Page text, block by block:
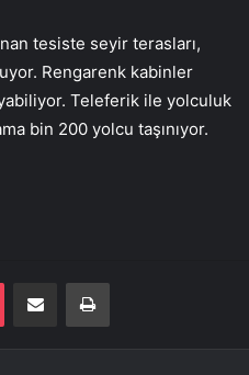
tesiste seyir terasları,
Rengarenk kabinler
Teleferik ile yolculuk
bin 200 yolcu taşınıyor.
Pocket E-Posta ile paylaş Yazdır